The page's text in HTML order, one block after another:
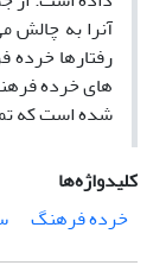
آنرا به چالش
رفتارها
های خرده
شده است که
کلیدواژه‌ها
خرده فرهنگ